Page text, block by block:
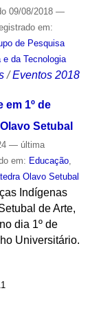
09/08/2018 —
em:
de Pesquisa
da Tecnologia
/Eventos 2018
em 1º de
Setubal
— última
em: Educação,
Olavo Setubal
Indígenas
de Arte,
dia 1º de
Universitário.